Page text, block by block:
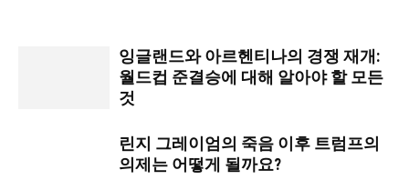
잉글랜드와 아르헨티나의 경쟁 재개:
월드컵 준결승에 대해 알아야 할 모든
것
린지 그레이엄의 죽음 이후 트럼프의
의제는 어떻게 될까요?